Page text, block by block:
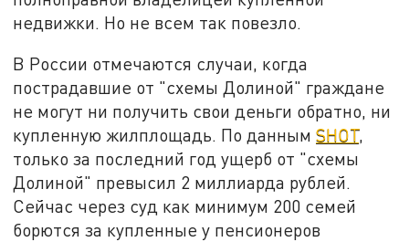
недвижки. Но не всем так повезло.
В России отмечаются случаи, когда
пострадавшие от "схемы Долиной" граждане
не могут ни получить свои деньги обратно, ни
купленную жилплощадь. По даннымSHOT,
только за последний год ущерб от "схемы
Долиной" превысил 2 миллиарда рублей.
Сейчас через суд как минимум 200 семей
борются за купленные у пенсионеров